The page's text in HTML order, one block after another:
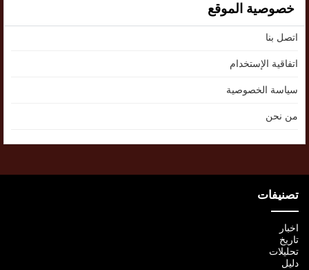
خصوصية الموقع
اتصل بنا
اتفاقية الإستخدام
سياسة الخصوصية
من نحن
تصنيفات
اخبار
تاريخ
تحليلات
دليل